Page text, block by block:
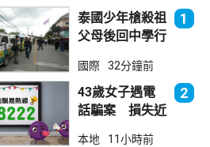
泰國少年槍殺祖
父母後回中學行
死23傷
1
國際 32分鐘前
43歲女子遇電
話騙案 損失近
2
本地 11小時前